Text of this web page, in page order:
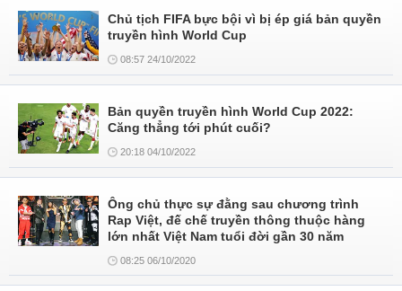
Chủ tịch FIFA bực bội vì bị ép giá bản quyền
truyền hình World Cup
08:57 24/10/2022
Bản quyền truyền hình World Cup 2022:
Căng thẳng tới phút cuối?
20:18 04/10/2022
Ông chủ thực sự đằng sau chương trình
Rap Việt, đế chế truyền thông thuộc hàng
lớn nhất Việt Nam tuổi đời gần 30 năm
08:25 06/10/2020